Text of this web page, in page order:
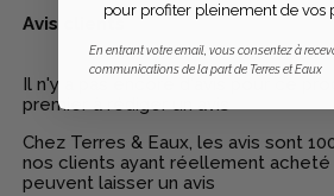
Avis clients
Il n'y a pas encore d'avis pour ce
premier à rédiger un avis
Chez Terres & Eaux, les avis sont
nos clients ayant réellement
peuvent laisser un avis
pour profiter pleinement de vos
En entrant votre email, vous consentez à
communications de la part de Terres et Eaux